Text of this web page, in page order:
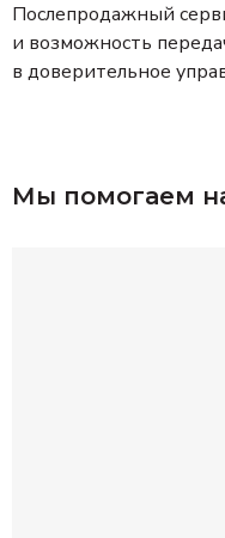
Послепродажный
и возможность
в доверительное
Мы помогаем